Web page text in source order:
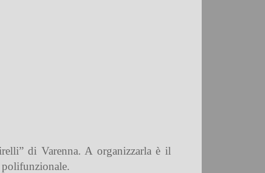
di Varenna. A organizzarla è il
polifunzionale.